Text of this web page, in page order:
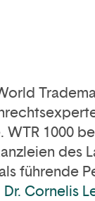
1000
des
führende
Dr. Cornelis